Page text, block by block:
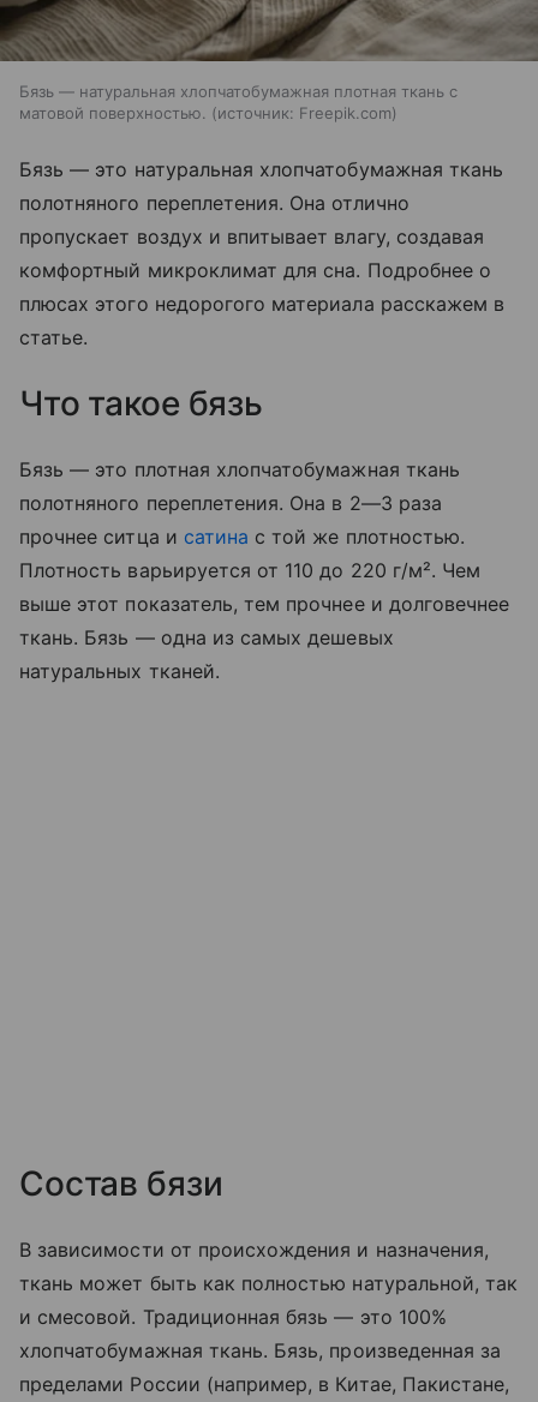
Бязь — натуральная хлопчатобумажная плотная ткань с
матовой поверхностью.
источник: Freepik.com
Бязь — это натуральная хлопчатобумажная ткань
полотняного переплетения. Она отлично
пропускает воздух и впитывает влагу, создавая
комфортный микроклимат для сна. Подробнее о
плюсах этого недорогого материала расскажем в
статье.
Что такое бязь
Бязь — это плотная хлопчатобумажная ткань
полотняного переплетения. Она в 2—3 раза
прочнее ситца и сатина с той же плотностью.
Плотность варьируется от 110 до 220 г/м². Чем
выше этот показатель, тем прочнее и долговечнее
ткань. Бязь — одна из самых дешевых
натуральных тканей.
Состав бязи
В зависимости от происхождения и назначения,
ткань может быть как полностью натуральной, так
и смесовой. Традиционная бязь — это 100%
хлопчатобумажная ткань. Бязь, произведенная за
пределами России (например, в Китае, Пакистане,